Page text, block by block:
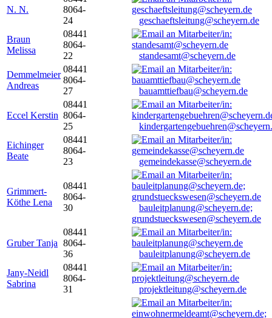
N. N.
8064-
24
geschaeftsleitung@scheyern.de
Braun
Melissa
08441
8064-
22
standesamt@scheyern.de
Demmelmeier
Andreas
08441
8064-
27
bauamttiefbau@scheyern.de
Eccel Kerstin
08441
8064-
25
Eichinger
Beate
08441
8064-
23
gemeindekasse@scheyern.de
Grimmert-
Köthe Lena
08441
8064-
30
bauleitplanung@scheyern.de;
grundstueckswesen@scheyern.de
Gruber Tanja
08441
8064-
36
bauleitplanung@scheyern.de
Jany-Neidl
Sabrina
08441
8064-
31
projektleitung@scheyern.de